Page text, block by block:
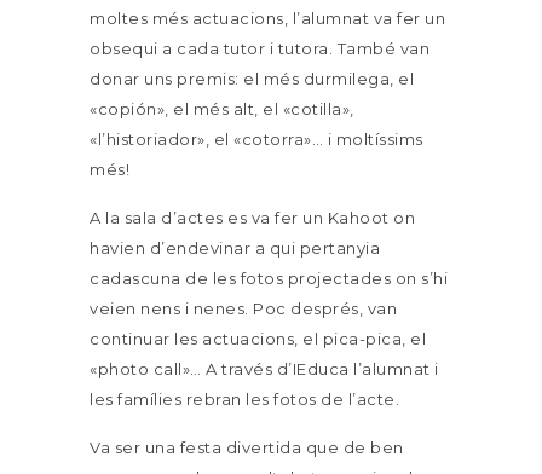
moltes més actuacions, l’alumnat va fer un
obsequi a cada tutor i tutora. També van
donar uns premis: el més durmilega, el
«copión», el més alt, el «cotilla»,
«l’historiador», el «cotorra»… i moltíssims
més!
A la sala d’actes es va fer un Kahoot on
havien d’endevinar a qui pertanyia
cadascuna de les fotos projectades on s’hi
veien nens i nenes. Poc després, van
continuar les actuacions, el pica-pica, el
«photo call»… A través d’IEduca l’alumnat i
les famílies rebran les fotos de l’acte.
Va ser una festa divertida que de ben